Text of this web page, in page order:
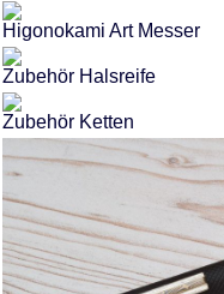
Higonokami Art Messer
Zubehör Halsreife
Zubehör Ketten